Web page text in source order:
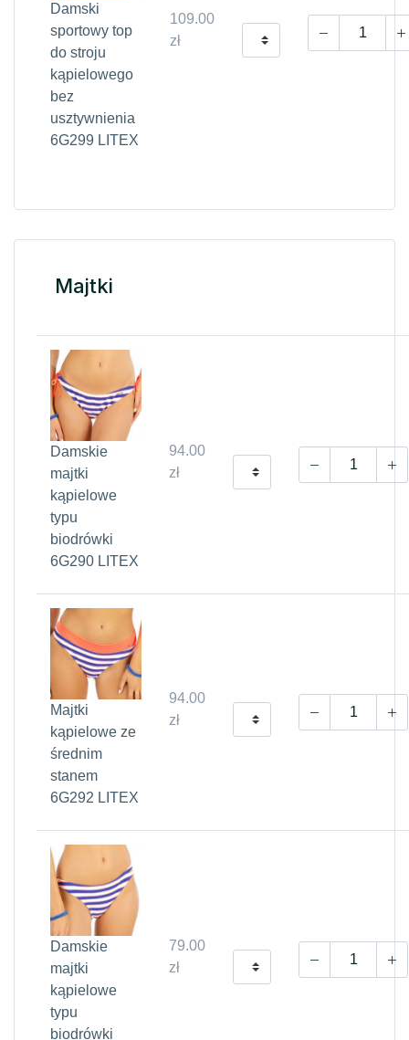
Damski
sportowy top
do stroju
kąpielowego
bez
usztywnienia
6G299 LITEX
109.00
zł
Majtki
Damskie
majtki
kąpielowe
typu
biodrówki
6G290 LITEX
94.00
zł
Majtki
kąpielowe ze
średnim
stanem
6G292 LITEX
94.00
zł
Damskie
majtki
kąpielowe
typu
biodrówki
79.00
zł